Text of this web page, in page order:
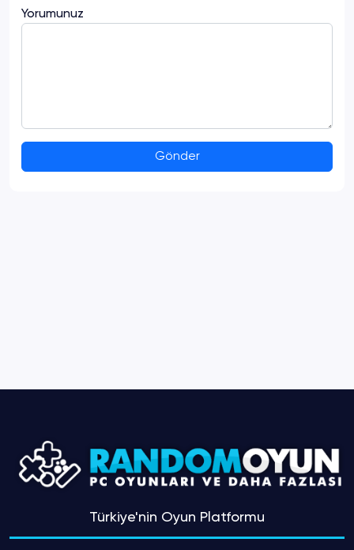
Yorumunuz
Gönder
Türkiye'nin Oyun Platformu